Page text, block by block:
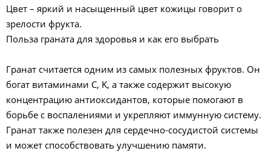
Цвет – яркий и насыщенный цвет кожицы говорит о
зрелости фрукта.
Польза граната для здоровья и как его выбрать
Гранат считается одним из самых полезных фруктов. Он
богат витаминами C, K, а также содержит высокую
концентрацию антиоксидантов, которые помогают в
борьбе с воспалениями и укрепляют иммунную систему.
Гранат также полезен для сердечно-сосудистой системы
и может способствовать улучшению памяти.